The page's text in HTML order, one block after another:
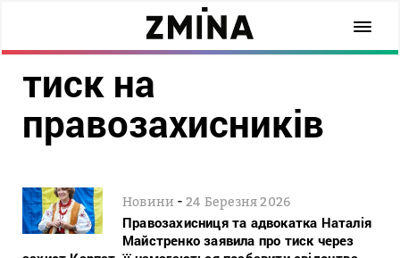
тиск на
правозахисників
Новини -24 Березня 2026
Правозахисниця та адвокатка Наталія
Майстренко заявила про тиск через